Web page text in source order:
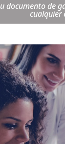
documento de
cualquier